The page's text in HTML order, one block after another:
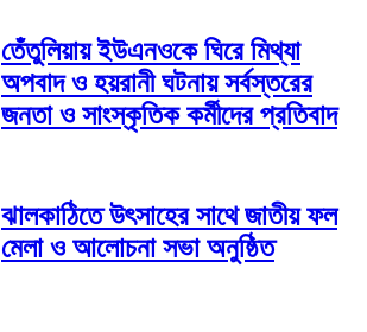
তেঁতুলিয়ায় ইউএনওকে ঘিরে মিথ্যা
অপবাদ ও হয়রানী ঘটনায় সর্বস্তরের
জনতা ও সাংস্কৃতিক কর্মীদের প্রতিবাদ
ঝালকাঠিতে উৎসাহের সাথে জাতীয় ফল
মেলা ও আলোচনা সভা অনুষ্ঠিত